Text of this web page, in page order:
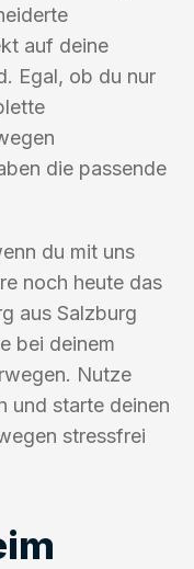
auf deine
Egal, ob du nur
die passende
du mit uns
noch heute das
aus Salzburg
bei deinem
Nutze
und starte deinen
stressfrei